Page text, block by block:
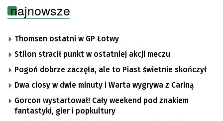
najnowsze
Thomsen ostatni w GP Łotwy
Stilon stracił punkt w ostatniej akcji meczu
Pogoń dobrze zaczęła, ale to Piast świetnie skończył
Dwa ciosy w dwie minuty i Warta wygrywa z Cariną
Gorcon wystartował! Cały weekend pod znakiem
fantastyki, gier i popkultury